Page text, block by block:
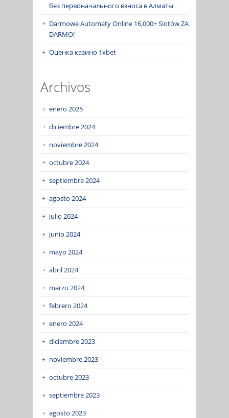
без первоначального взноса в Алматы
Darmowe Automaty Online 16,000+ Slotów ZA
DARMO!
Оценка казино 1xbet
Archivos
enero 2025
diciembre 2024
noviembre 2024
octubre 2024
septiembre 2024
agosto 2024
julio 2024
junio 2024
mayo 2024
abril 2024
marzo 2024
febrero 2024
enero 2024
diciembre 2023
noviembre 2023
octubre 2023
septiembre 2023
agosto 2023